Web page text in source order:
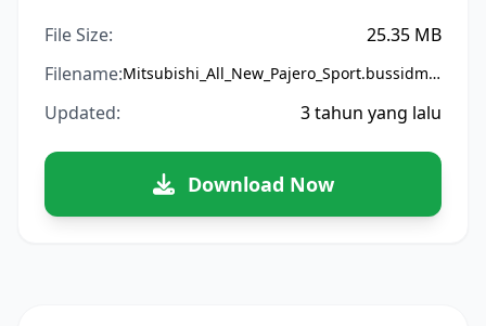
File Size:
25.35 MB
Filename:
Mitsubishi_All_New_Pajero_Sport.bussidmod
Updated: 3 tahun yang lalu
Download Now